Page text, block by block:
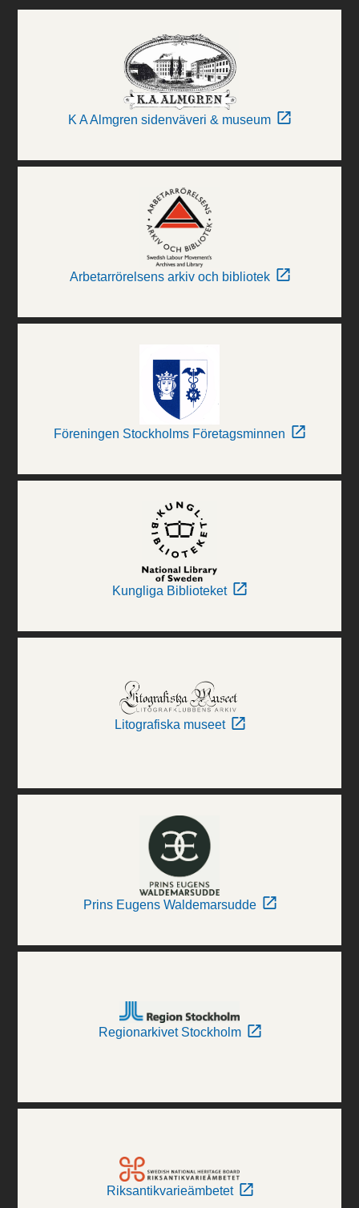
K A Almgren sidenväveri & museum
Arbetarrörelsens arkiv och bibliotek
Föreningen Stockholms Företagsminnen
Kungliga Biblioteket
Litografiska museet
Prins Eugens Waldemarsudde
Regionarkivet Stockholm
Riksantikvarieämbetet